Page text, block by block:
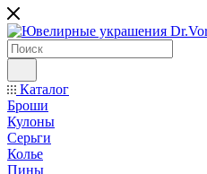
Каталог
Броши
Кулоны
Серьги
Колье
Пины